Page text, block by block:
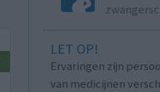
LET OP!
Ervaringen zijn
van medicijnen